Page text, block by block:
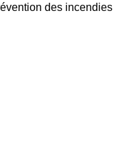
des incendies